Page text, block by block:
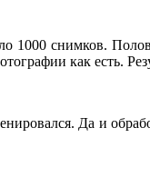
1000 снимков.
как есть.
Да и